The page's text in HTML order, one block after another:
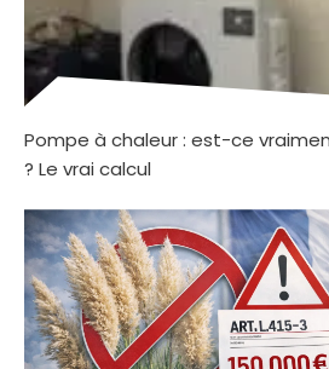
Pompe à chaleur : est-ce
? Le vrai calcul